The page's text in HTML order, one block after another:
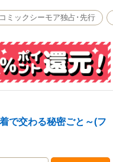
エンジェル】
コミックシーモア独占･先行
で交わる秘密ごと～(フ